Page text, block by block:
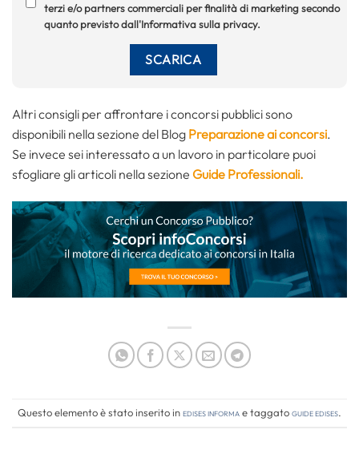
terzi e/o partners commerciali per finalità di marketing secondo
quanto previsto dall'Informativa sulla privacy.
Altri consigli per affrontare i concorsi pubblici sono
disponibili nella sezione del Blog Preparazione ai concorsi.
Se invece sei interessato a un lavoro in particolare puoi
sfogliare gli articoli nella sezione Guide Professionali.
Questo elemento è stato inserito inEdises informae taggatoguide edises.